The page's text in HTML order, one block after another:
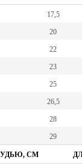
17,5
20
22
23
25
26,5
28
29
СМ